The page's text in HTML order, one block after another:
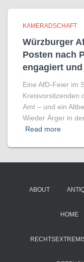
KAMERADSCHAFT
Würzburger
Posten nach
engagiert
Eine AfD-Feier im
Kreisvorsitzenden
Amt – und ein
Wieder Ärger in
Read more
ABOUT
HOME